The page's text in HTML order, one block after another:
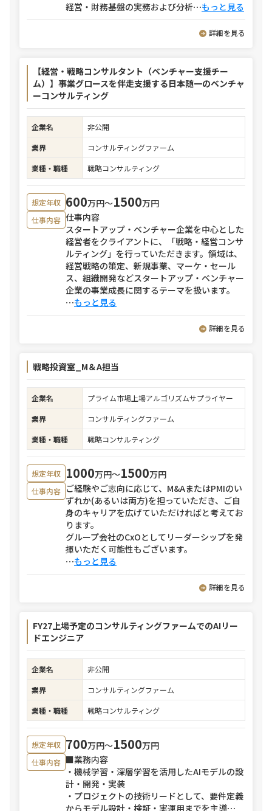
経営・財務基盤の実務および分析⋯もっと見る
詳細を見る
【経営・戦略コンサルタント（ベンチャー支援チー
ム）】事業グロースを伴走支援する日本随一のベンチャ
ーコンサルティング
企業名
非公開
業界
コンサルティングファーム
業種・職種
戦略コンサルティング
想定年収 600万円〜1500万円
仕事内容 仕事内容
スタートアップ・ベンチャー企業を中心とした
経営者をクライアントに、「戦略・経営コンサ
ルティング」を行っていただきます。領域は、
経営戦略の策定、新規事業、マーケ・セール
ス、組織開発などスタートアップ・ベンチャー
企業の事業成長に関するテーマを扱います。
⋯もっと見る
詳細を見る
戦略投資室_M＆A担当
企業名
プライム市場上場アルゴリズムサプライヤー
業界
コンサルティングファーム
業種・職種
戦略コンサルティング
想定年収 1000万円〜1500万円
仕事内容 ご経験やご志向に応じて、M&AまたはPMIのい
ずれか(あるいは両方)を担っていただき、ご自
身のキャリアを広げていただければと考えてお
ります。
グループ会社のCxOとしてリーダーシップを発
揮いただく可能性もございます。
⋯もっと見る
詳細を見る
FY27上場予定のコンサルティングファームでのAIリー
ドエンジニア
企業名
非公開
業界
コンサルティングファーム
業種・職種
戦略コンサルティング
想定年収 700万円〜1500万円
仕事内容 ■業務内容
・機械学習・深層学習を活用したAIモデルの設
計・開発・実装
・プロジェクトの技術リードとして、要件定義
からモデル設計・検証・実運用までを主導⋯